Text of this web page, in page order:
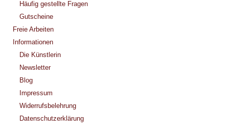
Häufig gestellte Fragen
Gutscheine
Freie Arbeiten
Informationen
Die Künstlerin
Newsletter
Blog
Impressum
Widerrufsbelehrung
Datenschutzerklärung